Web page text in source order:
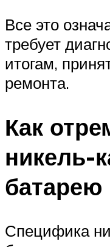
Все это
требует
итогам,
ремонта.
Как
никель-
батарею
Специфика